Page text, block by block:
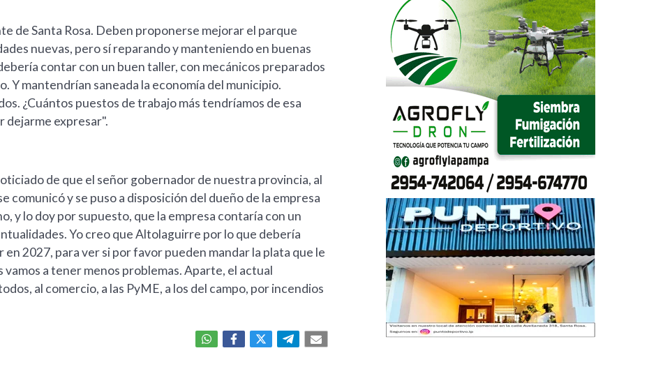
de Santa Rosa. Deben proponerse mejorar el parque
nuevas, pero sí reparando y manteniendo en buenas
contar con un buen taller, con mecánicos preparados
Y mantendrían saneada la economía del municipio.
¿Cuántos puestos de trabajo más tendríamos de esa
dejarme expresar".
de que el señor gobernador de nuestra provincia, al
comunicó y se puso a disposición del dueño de la empresa
y lo doy por supuesto, que la empresa contaría con un
Yo creo que Altolaguirre por lo que debería
2027, para ver si por favor pueden mandar la plata que le
a tener menos problemas. Aparte, el actual
al comercio, a las PyME, a los del campo, por incendios